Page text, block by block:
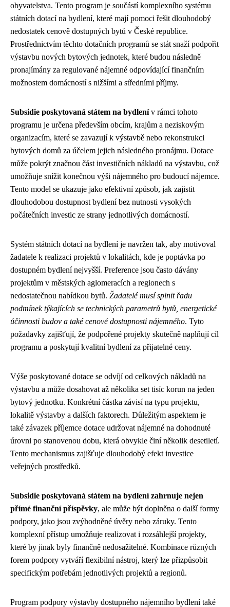
obyvatelstva. Tento program je součástí komplexního systému
státních dotací na bydlení, které mají pomoci řešit dlouhodobý
nedostatek cenově dostupných bytů v České republice.
Prostřednictvím těchto dotačních programů se stát snaží podpořit
výstavbu nových bytových jednotek, které budou následně
pronajímány za regulované nájemné odpovídající finančním
možnostem domácností s nižšími a středními příjmy.
Subsidie poskytovaná státem na bydlenív rámci tohoto
programu je určena především obcím, krajům a neziskovým
organizacím, které se zavazují k výstavbě nebo rekonstrukci
bytových domů za účelem jejich následného pronájmu. Dotace
může pokrýt značnou část investičních nákladů na výstavbu, což
umožňuje snížit konečnou výši nájemného pro budoucí nájemce.
Tento model se ukazuje jako efektivní způsob, jak zajistit
dlouhodobou dostupnost bydlení bez nutnosti vysokých
počátečních investic ze strany jednotlivých domácností.
Systém státních dotací na bydlení je navržen tak, aby motivoval
žadatele k realizaci projektů v lokalitách, kde je poptávka po
dostupném bydlení nejvyšší. Preference jsou často dávány
projektům v městských aglomeracích a regionech s
nedostatečnou nabídkou bytů. Žadatelé musí splnit řadu
podmínek týkajících se technických parametrů bytů, energetické
účinnosti budov a také cenové dostupnosti nájemného. Tyto
požadavky zajišťují, že podpořené projekty skutečně naplňují cíl
programu a poskytují kvalitní bydlení za přijatelné ceny.
Výše poskytované dotace se odvíjí od celkových nákladů na
výstavbu a může dosahovat až několika set tisíc korun na jeden
bytový jednotku. Konkrétní částka závisí na typu projektu,
lokalitě výstavby a dalších faktorech. Důležitým aspektem je
také závazek příjemce dotace udržovat nájemné na dohodnuté
úrovni po stanovenou dobu, která obvykle činí několik desetiletí.
Tento mechanismus zajišťuje dlouhodobý efekt investice
veřejných prostředků.
Subsidie poskytovaná státem na bydlení zahrnuje nejen
přímé finanční příspěvky, ale může být doplněna o další formy
podpory, jako jsou zvýhodněné úvěry nebo záruky. Tento
komplexní přístup umožňuje realizovat i rozsáhlejší projekty,
které by jinak byly finančně nedosažitelné. Kombinace různých
forem podpory vytváří flexibilní nástroj, který lze přizpůsobit
specifickým potřebám jednotlivých projektů a regionů.
Program podpory výstavby dostupného nájemního bydlení také